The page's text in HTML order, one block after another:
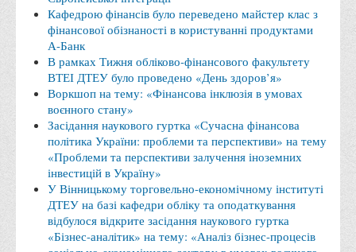
Маркетингу та реклами
Товарознавства, експертизи та торговельного
підприємництва
Туризму та готельно-ресторанної справи
Фізичного виховання та спорту
Менеджменту та публічного управління
Інноваційної економіки та цифрових технологій
Психології
Права
Кафедрою фінансів було переведено майстер клас з
фінансової обізнаності в користуванні продуктами
А-Банк
В рамках Тижня обліково-фінансового факультету
ВТЕІ ДТЕУ було проведено «День здоров’я»
Воркшоп на тему: «Фінансова інклюзія в умовах
воєнного стану»
Засідання наукового гуртка «Сучасна фінансова
політика України: проблеми та перспективи» на тему
«Проблеми та перспективи залучення іноземних
інвестицій в Україну»
У Вінницькому торговельно-економічному інституті
ДТЕУ на базі кафедри обліку та оподаткування
відбулося відкрите засідання наукового гуртка
«Бізнес-аналітик» на тему: «Аналіз бізнес-процесів